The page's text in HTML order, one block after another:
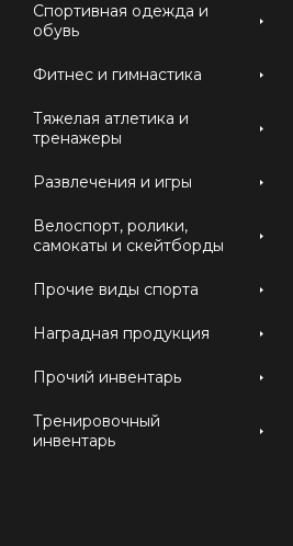
Спортивная одежда и
обувь
Фитнес и гимнастика
Тяжелая атлетика и
тренажеры
Развлечения и игры
Велоспорт, ролики,
самокаты и скейтборды
Прочие виды спорта
Наградная продукция
Прочий инвентарь
Тренировочный
инвентарь